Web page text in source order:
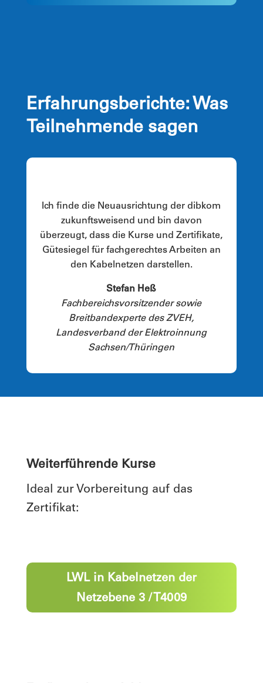
Erfahrungsberichte: Was
Teilnehmende sagen
Ich finde die Neuausrichtung der dibkom
zukunftsweisend und bin davon
überzeugt, dass die Kurse und Zertifikate,
Gütesiegel für fachgerechtes Arbeiten an
den Kabelnetzen darstellen.
Stefan Heß
Fachbereichsvorsitzender sowie
Breitbandexperte des ZVEH,
Landesverband der Elektroinnung
Sachsen/Thüringen
Weiterführende Kurse
Ideal zur Vorbereitung auf das
Zertifikat:
LWL in Kabelnetzen der
Netzebene 3 / T4009